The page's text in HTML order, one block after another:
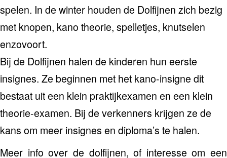
spelen. In de winter houden de Dolfijnen zich bezig
met knopen, kano theorie, spelletjes, knutselen
enzovoort.
Bij de Dolfijnen halen de kinderen hun eerste
insignes. Ze beginnen met het kano-insigne dit
bestaat uit een klein praktijkexamen en een klein
theorie-examen. Bij de verkenners krijgen ze de
kans om meer insignes en diploma’s te halen.
Meer info over de dolfijnen, of interesse om een